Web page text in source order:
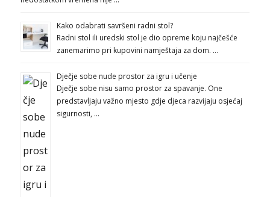
Kako odabrati savršeni radni stol?
Radni stol ili uredski stol je dio opreme koju najčešće
zanemarimo pri kupovini namještaja za dom. …
Dječje sobe nude prostor za igru i učenje
Dječje sobe nisu samo prostor za spavanje. One
predstavljaju važno mjesto gdje djeca razvijaju osjećaj
sigurnosti, …